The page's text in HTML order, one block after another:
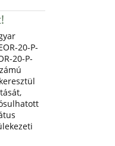
20-P-
20-P-